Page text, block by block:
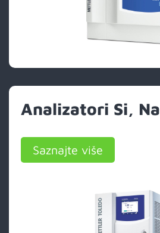
Analizatori Si, Na
Saznajte više